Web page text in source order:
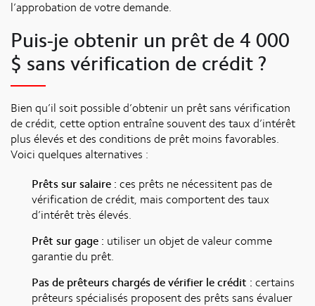
l’approbation de votre demande.
Puis-je obtenir un prêt de 4 000
$ sans vérification de crédit ?
Bien qu’il soit possible d’obtenir un prêt sans vérification
de crédit, cette option entraîne souvent des taux d’intérêt
plus élevés et des conditions de prêt moins favorables.
Voici quelques alternatives :
Prêts sur salaire : ces prêts ne nécessitent pas de
vérification de crédit, mais comportent des taux
d’intérêt très élevés.
Prêt sur gage : utiliser un objet de valeur comme
garantie du prêt.
Pas de prêteurs chargés de vérifier le crédit : certains
prêteurs spécialisés proposent des prêts sans évaluer